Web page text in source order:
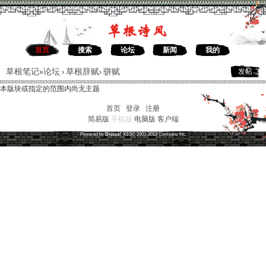
首页 搜索 论坛 新闻 我的
草根笔记»论坛 › 草根辞赋› 骈赋 发帖
本版块或指定的范围内尚无主题
首页 登录
注册
简易版 手机版 电脑版 客户端
Powered byDiscuz! X3.5© 2001-2013ComsenzInc.